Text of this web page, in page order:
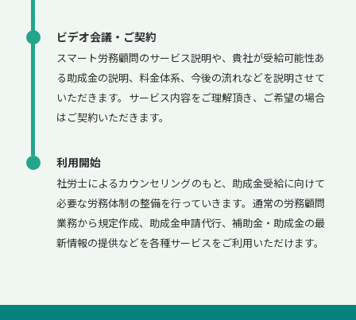
ビデオ会議・ご契約
スマート労務顧問のサービス説明や、貴社が受給可能性あ
る助成金の説明、料金体系、今後の流れなどを説明させて
いただきます。サービス内容をご理解頂き、ご希望の場合
はご契約いただきます。
利用開始
社労士によるカウンセリングのもと、助成金受給に向けて
必要な労務体制の整備を行っていきます。通常の労務顧問
業務から規定作成、助成金申請代行、補助金・助成金の最
新情報の提供などを各種サービスをご利用いただけます。